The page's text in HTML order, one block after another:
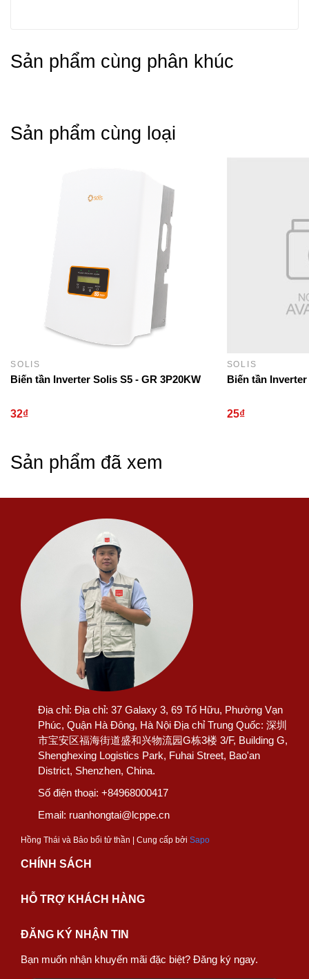
Sản phẩm cùng phân khúc
Sản phẩm cùng loại
SOLIS
Biến tần Inverter Solis S5 - GR 3P20KW
32₫
SOLIS
Biến tần Inverter
25₫
Sản phẩm đã xem
Địa chỉ: Địa chỉ: 37 Galaxy 3, 69 Tố Hữu, Phường Vạn
Phúc, Quận Hà Đông, Hà Nội Địa chỉ Trung Quốc: 深圳
市宝安区福海街道盛和兴物流园G栋3楼 3/F, Building G,
Shenghexing Logistics Park, Fuhai Street, Bao'an
District, Shenzhen, China.
Số điện thoại: +84968000417
Email: ruanhongtai@lcppe.cn
Hồng Thái và Bảo bối tử thần | Cung cấp bởi Sapo
CHÍNH SÁCH
HỖ TRỢ KHÁCH HÀNG
ĐĂNG KÝ NHẬN TIN
Bạn muốn nhận khuyến mãi đặc biệt? Đăng ký ngay.